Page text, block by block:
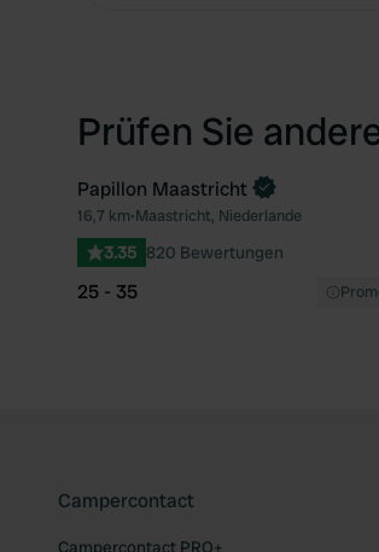
Prüfen Sie
Papillon Maastricht
16,7 km•Maastricht, Niederlande
3.35 820 Bewertungen
25 - 35
Campercontact
Campercontact PRO+